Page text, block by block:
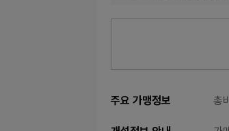
주요 가맹정보 총